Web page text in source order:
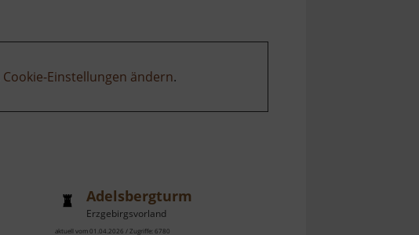
Cookie-Einstellungen ändern.
Adelsbergturm
Erzgebirgsvorland
aktuell vom 01.04.2026 / Zugriffe: 6780